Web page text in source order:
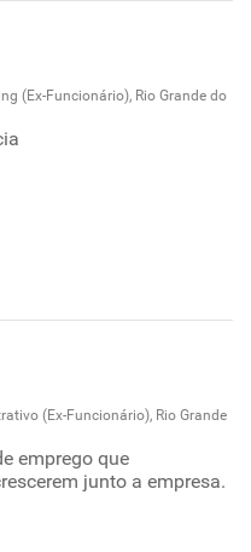
(Ex-Funcionário), Rio Grande do
(Ex-Funcionário), Rio Grande
emprego que
junto a empresa.